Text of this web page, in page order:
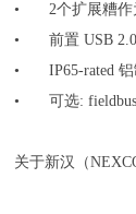
•
2个扩展糟作
•
前置 USB
•
IP65-rated
•
可选:
关于新汉（